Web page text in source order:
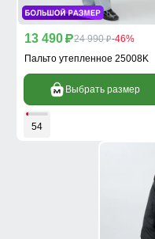
13 490 p24 990 p-46%
Пальто утепленное 25008K
Выбрать размер
54